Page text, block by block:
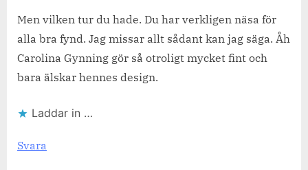
Men vilken tur du hade. Du har verkligen näsa för
alla bra fynd. Jag missar allt sådant kan jag säga. Åh
Carolina Gynning gör så otroligt mycket fint och
bara älskar hennes design.
Laddar in …
Svara